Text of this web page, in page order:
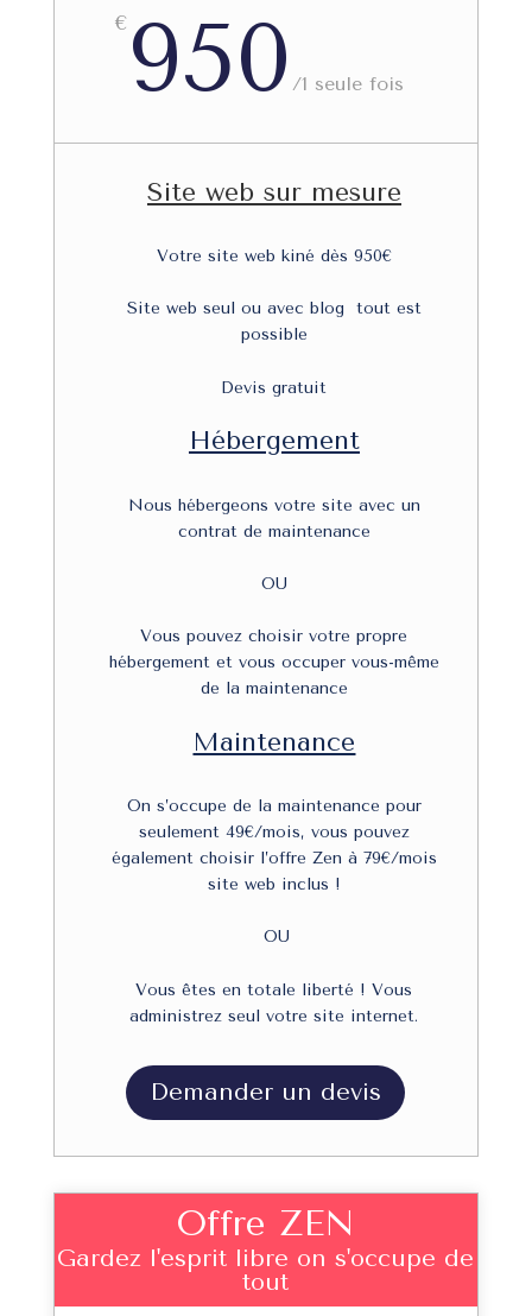
€ 950/1 seule fois
Site web sur mesure
Votre site web kiné dès 950€
Site web seul ou avec blog tout est
possible
Devis gratuit
Hébergement
Nous hébergeons votre site avec un
contrat de maintenance
OU
Vous pouvez choisir votre propre
hébergement et vous occuper vous-même
de la maintenance
Maintenance
On s’occupe de la maintenance pour
seulement 49€/mois, vous pouvez
également choisir l’offre Zen à 79€/mois
site web inclus !
OU
Vous êtes en totale liberté ! Vous
administrez seul votre site internet.
Demander un devis
Offre ZEN
Gardez l'esprit libre on s'occupe de
tout